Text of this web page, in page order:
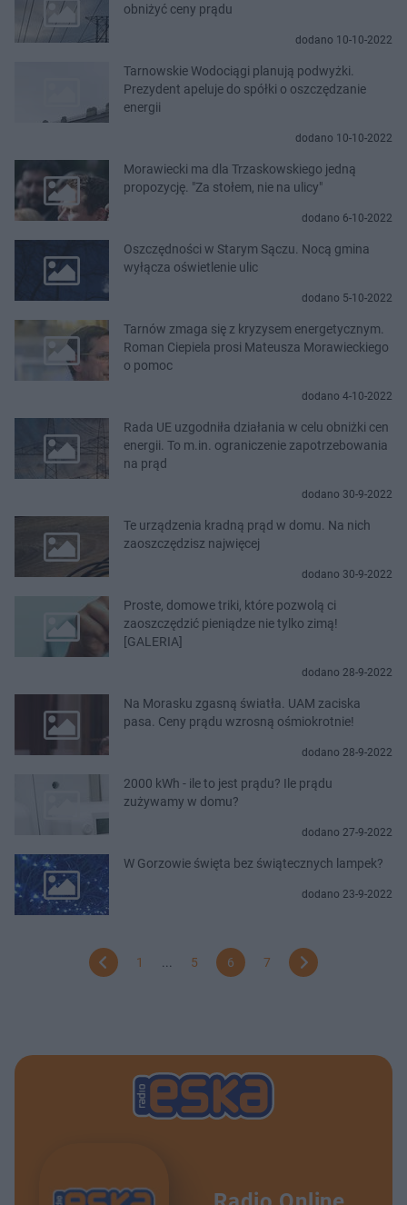
obniżyć ceny prądu
dodano 10-10-2022
Tarnowskie Wodociągi planują podwyżki.
Prezydent apeluje do spółki o oszczędzanie
energii
dodano 10-10-2022
Morawiecki ma dla Trzaskowskiego jedną
propozycję. "Za stołem, nie na ulicy"
dodano 6-10-2022
Oszczędności w Starym Sączu. Nocą gmina
wyłącza oświetlenie ulic
dodano 5-10-2022
Tarnów zmaga się z kryzysem energetycznym.
Roman Ciepiela prosi Mateusza Morawieckiego
o pomoc
dodano 4-10-2022
Rada UE uzgodniła działania w celu obniżki cen
energii. To m.in. ograniczenie zapotrzebowania
na prąd
dodano 30-9-2022
Te urządzenia kradną prąd w domu. Na nich
zaoszczędzisz najwięcej
dodano 30-9-2022
Proste, domowe triki, które pozwolą ci
zaoszczędzić pieniądze nie tylko zimą!
[GALERIA]
dodano 28-9-2022
Na Morasku zgasną światła. UAM zaciska
pasa. Ceny prądu wzrosną ośmiokrotnie!
dodano 28-9-2022
2000 kWh - ile to jest prądu? Ile prądu
zużywamy w domu?
dodano 27-9-2022
W Gorzowie święta bez świątecznych lampek?
dodano 23-9-2022
1 ... 5 6 7